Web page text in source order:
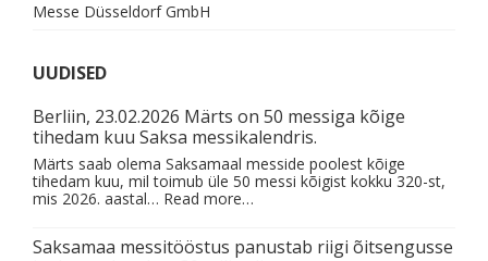
Messe Düsseldorf GmbH
UUDISED
Berliin, 23.02.2026 Märts on 50 messiga kõige
tihedam kuu Saksa messikalendris.
Märts saab olema Saksamaal messide poolest kõige
tihedam kuu, mil toimub üle 50 messi kõigist kokku 320-st,
mis 2026. aastal… Read more…
Saksamaa messitööstus panustab riigi õitsengusse